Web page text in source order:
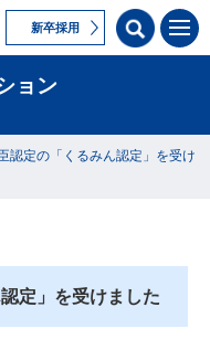
新卒採用
ョン
認定の「くるみん認定」を受け
定」を受けました